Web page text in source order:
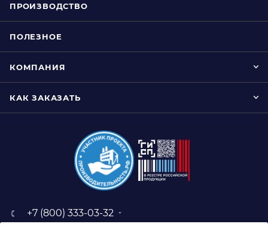
ПРОИЗВОДСТВО
ПОЛЕЗНОЕ
КОМПАНИЯ
КАК ЗАКАЗАТЬ
+7 (800) 333-03-32